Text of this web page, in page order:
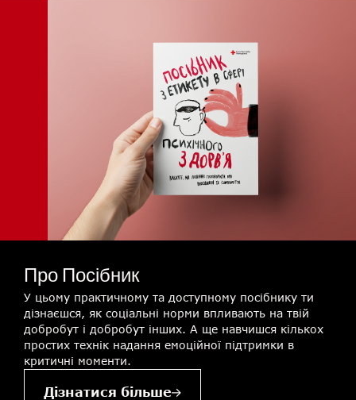
Про Посібник
У цьому практичному та доступному посібнику ти
дізнаєшся, як соціальні норми впливають на твій
добробут і добробут інших. А ще навчишся кількох
простих технік надання емоційної підтримки в
критичні моменти.
Дізнатися більше